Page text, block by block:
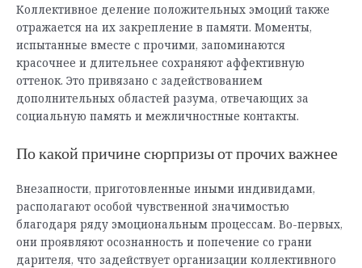
Коллективное деление положительных эмоций также
отражается на их закрепление в памяти. Моменты,
испытанные вместе с прочими, запоминаются
красочнее и длительнее сохраняют аффективную
оттенок. Это привязано с задействованием
дополнительных областей разума, отвечающих за
социальную память и межличностные контакты.
По какой причине сюрпризы от прочих важнее
Внезапности, приготовленные иными индивидами,
располагают особой чувственной значимостью
благодаря ряду эмоциональным процессам. Во-первых,
они проявляют осознанность и попечение со грани
дарителя, что задействует организации коллективного